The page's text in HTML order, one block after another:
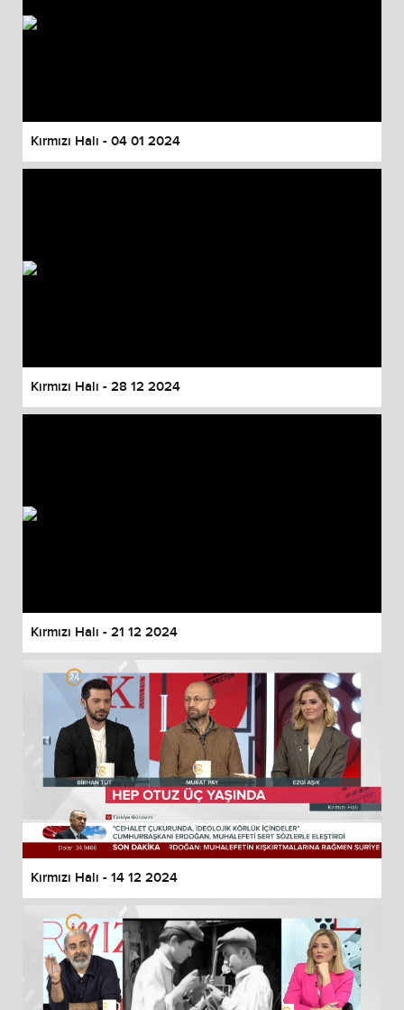
Kırmızı Halı - 04 01 2024
Kırmızı Halı - 28 12 2024
Kırmızı Halı - 21 12 2024
Kırmızı Halı - 14 12 2024